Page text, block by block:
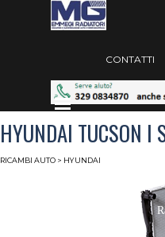
Vai ai contenuti
CONTATTI
Salta menù
HYUNDAI TUCSON
RICAMBI AUTO > HYUNDAI